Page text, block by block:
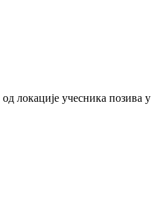
од локације учесника позива у